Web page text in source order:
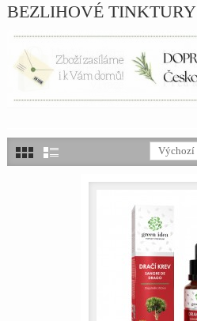
BEZLIHOVÉ TINKTURY
Výchozí